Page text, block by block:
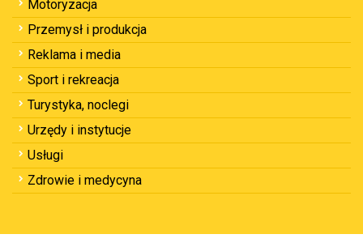
Motoryzacja
Przemysł i produkcja
Reklama i media
Sport i rekreacja
Turystyka, noclegi
Urzędy i instytucje
Usługi
Zdrowie i medycyna